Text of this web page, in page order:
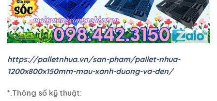
https://palletnhua.vn/san-pham/pallet-nhua-
1200x800x150mm-mau-xanh-duong-va-den/
*.Thông số kỹ thuật: